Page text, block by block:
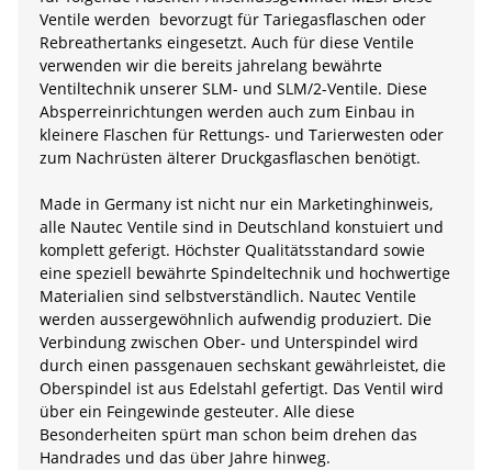
Ventile werden bevorzugt für Tariegasflaschen oder
Rebreathertanks eingesetzt. Auch für diese Ventile
verwenden wir die bereits jahrelang bewährte
Ventiltechnik unserer SLM- und SLM/2-Ventile. Diese
Absperreinrichtungen werden auch zum Einbau in
kleinere Flaschen für Rettungs- und Tarierwesten oder
zum Nachrüsten älterer Druckgasflaschen benötigt.
Made in Germany ist nicht nur ein Marketinghinweis,
alle Nautec Ventile sind in Deutschland konstuiert und
komplett geferigt. Höchster Qualitätsstandard sowie
eine speziell bewährte Spindeltechnik und hochwertige
Materialien sind selbstverständlich. Nautec Ventile
werden aussergewöhnlich aufwendig produziert. Die
Verbindung zwischen Ober- und Unterspindel wird
durch einen passgenauen sechskant gewährleistet, die
Oberspindel ist aus Edelstahl gefertigt. Das Ventil wird
über ein Feingewinde gesteuter. Alle diese
Besonderheiten spürt man schon beim drehen das
Handrades und das über Jahre hinweg.